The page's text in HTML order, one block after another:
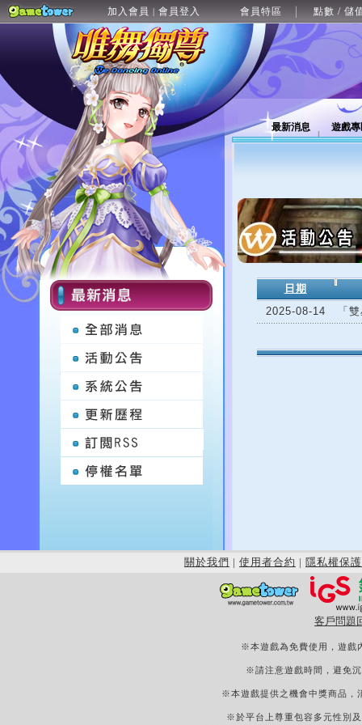
加入會員 | 會員登入 會員特區 點數 / 儲
最新消息 遊戲
日期
2025-08-14
「
關於我們 | 使用者合約 | 隱私權保護
客戶問題
※本遊戲為免費使用，遊戲
※請注意遊戲時間，避免
※本遊戲提供之機會中獎商品，
※於平台上尊重包容多元性別